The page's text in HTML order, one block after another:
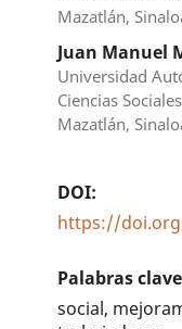
Mazatlán,
Juan Manuel
Universidad
Ciencias
Mazatlán,
DOI:
https://
Palabras
social,